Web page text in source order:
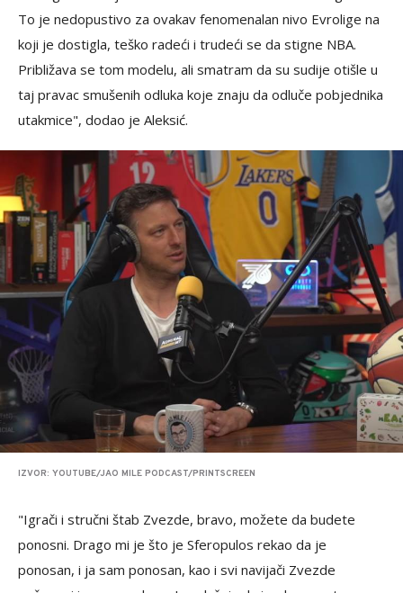
To je nedopustivo za ovakav fenomenalan nivo Evrolige na
koji je dostigla, teško radeći i trudeći se da stigne NBA.
Približava se tom modelu, ali smatram da su sudije otišle u
taj pravac smušenih odluka koje znaju da odluče pobjednika
utakmice", dodao je Aleksić.
IZVOR: YOUTUBE/JAO MILE PODCAST/PRINTSCREEN
"Igrači i stručni štab Zvezde, bravo, možete da budete
ponosni. Drago mi je što je Sferopulos rekao da je
ponosan, i ja sam ponosan, kao i svi navijači Zvezde